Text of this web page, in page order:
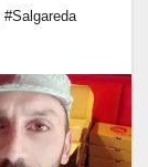
#Salgareda